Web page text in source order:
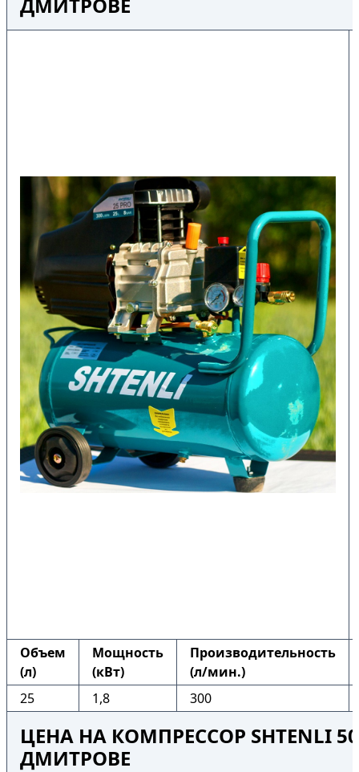
Объем
(л)
Мощность
(кВт)
Производительность
(л/мин.)
25
1,8 300
ЦЕНА НА КОМПРЕССОР SHTENLI 50
ДМИТРОВЕ